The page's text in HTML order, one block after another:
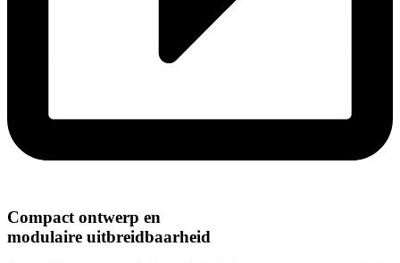
Compact ontwerp en
modulaire uitbreidbaarheid